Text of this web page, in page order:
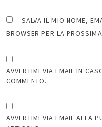
SALVA IL MIO NOME,
BROWSER PER LA
AVVERTIMI VIA EMAIL IN
COMMENTO.
AVVERTIMI VIA EMAIL ALLA